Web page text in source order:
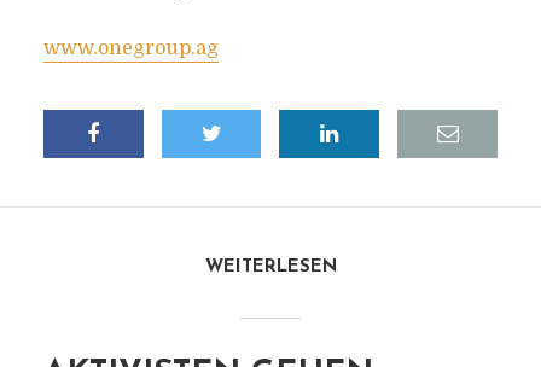
www.onegroup.ag
WEITERLESEN